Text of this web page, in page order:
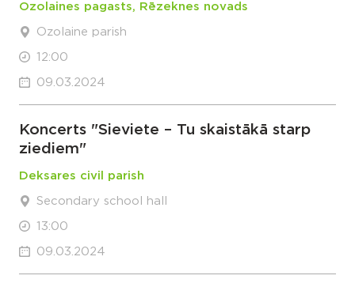
Ozolaines pagasts, Rēzeknes novads
Ozolaine parish
12:00
09.03.2024
Koncerts "Sieviete – Tu skaistākā starp
ziediem"
Deksares civil parish
Secondary school hall
13:00
09.03.2024